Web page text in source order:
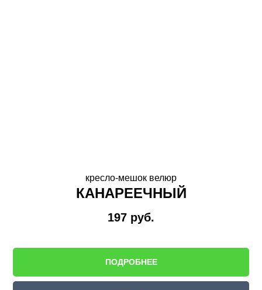
кресло-мешок велюр
КАНАРЕЕЧНЫЙ
197 руб.
ПОДРОБНЕЕ